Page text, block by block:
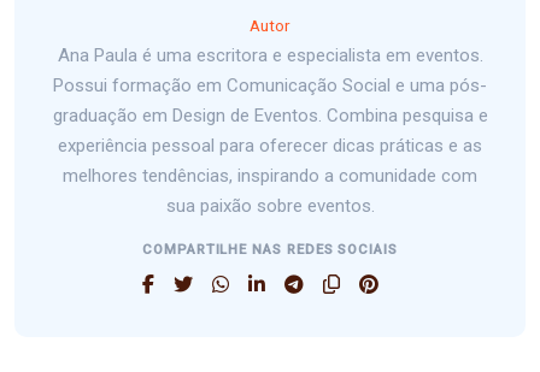
Autor
Ana Paula é uma escritora e especialista em eventos.
Possui formação em Comunicação Social e uma pós-
graduação em Design de Eventos. Combina pesquisa e
experiência pessoal para oferecer dicas práticas e as
melhores tendências, inspirando a comunidade com
sua paixão sobre eventos.
COMPARTILHE NAS REDES SOCIAIS